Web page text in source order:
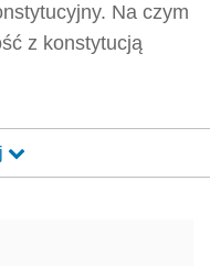
Na czym
z konstytucją